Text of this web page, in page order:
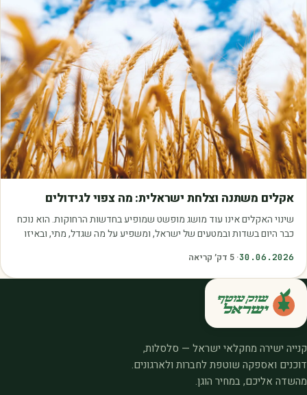
אקלים משתנה וצלחת ישראלית: מה צפוי לגידולים
שינוי האקלים אינו עוד מושג מופשט שמופיע בחדשות הרחוקות. הוא נוכח
כבר היום בשדות ובמטעים של ישראל, ומשפיע על מה שגדל, מתי, ובאיזו
30.06.2026
·
5 דק׳ קריאה
קנייה ישירה מחקלאי ישראל — סלסלות,
דוכנים ואספקה שוטפת לחברות ולארגונים.
מהשדה אליכם, במחיר הוגן.